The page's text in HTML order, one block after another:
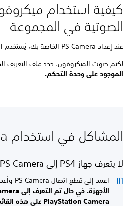
الصوتية في المجموعة
عند إعداد PS Camera الخاصة بك، يُستخدم الميكروفون تلقائيًا للمحادثة الصوتية في المجموعة.
لكتم صوت الميكروفون، حدد ملف
الموجود على وحدة التحكم.
المشاكل في استخدام PlayStation Camera
لا يتعرف جهاز PS4 إلى PS Camera
اعمد إلى قطع اتصال PS Camera وأعد توصيلها. اضغط مطوّلاً على زر PS
الأجهزة. في حال تم التعرف إلى PS Camera، فسترى خيار
PlayStation Camera على هذه القائمة.